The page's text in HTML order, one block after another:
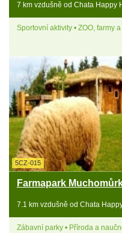
7 km vzdušně od Chata Happy
Sportovní aktivity • ZOO, farmy
5CZ-015
Farmapark
7.1 km vzdušně od Chata
Zábavní parky • Příroda a